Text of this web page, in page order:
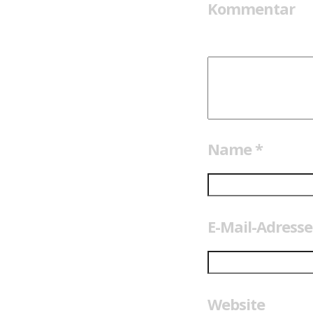
Kommentar
Name *
E-Mail-
Website